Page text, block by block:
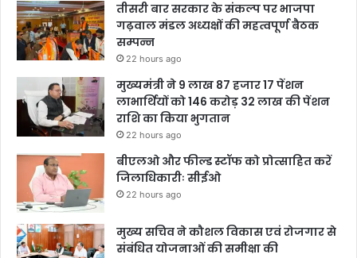
तीसरी बार सरकार के संकल्प पर भाजपा
गढ़वाल मंडल अध्यक्षों की महत्वपूर्ण बैठक
सम्पन्न
22 hours ago
मुख्यमंत्री ने 9 लाख 87 हजार 17 पेंशन
लाभार्थियों को 146 करोड़ 32 लाख की पेंशन
राशि का किया भुगतान
22 hours ago
बीएलओ और फील्ड स्टॉफ को प्रोत्साहित करें
जिलाधिकारीः सीईओ
22 hours ago
मुख्य सचिव ने कौशल विकास एवं रोजगार से
संबंधित योजनाओं की समीक्षा की